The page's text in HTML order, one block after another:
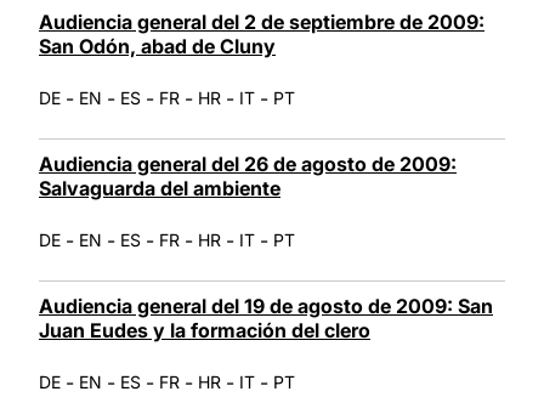
Audiencia general del 2 de septiembre de 2009:
San Odón, abad de Cluny
DE - EN - ES - FR - HR - IT - PT
Audiencia general del 26 de agosto de 2009:
Salvaguarda del ambiente
DE - EN - ES - FR - HR - IT - PT
Audiencia general del 19 de agosto de 2009: San
Juan Eudes y la formación del clero
DE - EN - ES - FR - HR - IT - PT